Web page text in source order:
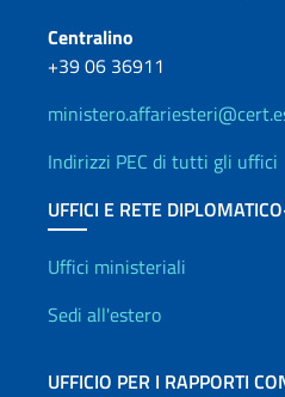
Centralino
+39 06 36911
Indirizzi PEC di tutti gli uffici
UFFICI E RETE
Uffici e Rete
Uffici ministeriali
Sedi all'estero
UFFICIO PER I RAPPORTI